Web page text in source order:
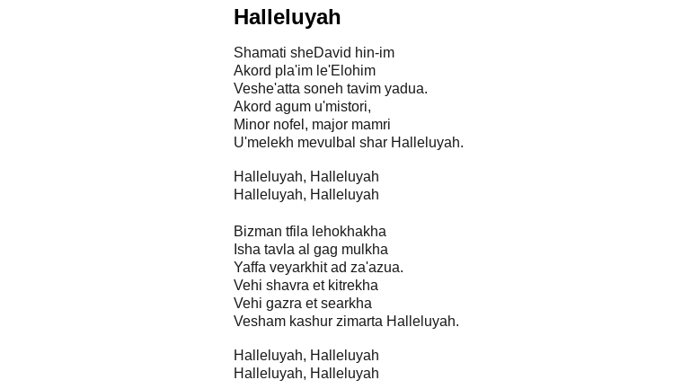
Halleluyah
Shamati sheDavid hin-im
Akord pla'im le'Elohim
Veshe'atta soneh tavim yadua.
Akord agum u'mistori,
Minor nofel, major mamri
U'melekh mevulbal shar Halleluyah.
Halleluyah, Halleluyah
Halleluyah, Halleluyah
Bizman tfila lehokhakha
Isha tavla al gag mulkha
Yaffa veyarkhit ad za'azua.
Vehi shavra et kitrekha
Vehi gazra et searkha
Vesham kashur zimarta Halleluyah.
Halleluyah, Halleluyah
Halleluyah, Halleluyah